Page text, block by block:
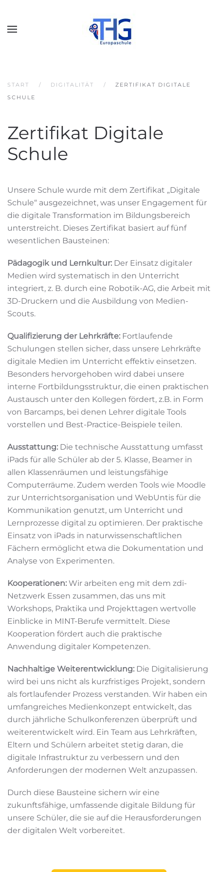
START DIGITALITÄT
ZERTIFIKAT DIGITALE
SCHULE
Zertifikat Digitale
Schule
Unsere Schule wurde mit dem Zertifikat „Digitale
Schule“ ausgezeichnet, was unser Engagement für
die digitale Transformation im Bildungsbereich
unterstreicht. Dieses Zertifikat basiert auf fünf
wesentlichen Bausteinen:
Pädagogik und Lernkultur: Der Einsatz digitaler
Medien wird systematisch in den Unterricht
integriert, z. B. durch eine Robotik-AG, die Arbeit mit
3D-Druckern und die Ausbildung von Medien-
Scouts.
Qualifizierung der Lehrkräfte: Fortlaufende
Schulungen stellen sicher, dass unsere Lehrkräfte
digitale Medien im Unterricht effektiv einsetzen.
Besonders hervorgehoben wird dabei unsere
interne Fortbildungsstruktur, die einen praktischen
Austausch unter den Kollegen fördert, z.B. in Form
von Barcamps, bei denen Lehrer digitale Tools
vorstellen und Best-Practice-Beispiele teilen.
Ausstattung: Die technische Ausstattung umfasst
iPads für alle Schüler ab der 5. Klasse, Beamer in
allen Klassenräumen und leistungsfähige
Computerräume. Zudem werden Tools wie Moodle
zur Unterrichtsorganisation und WebUntis für die
Kommunikation genutzt, um Unterricht und
Lernprozesse digital zu optimieren. Der praktische
Einsatz von iPads in naturwissenschaftlichen
Fächern ermöglicht etwa die Dokumentation und
Analyse von Experimenten.
Kooperationen: Wir arbeiten eng mit dem zdi-
Netzwerk Essen zusammen, das uns mit
Workshops, Praktika und Projekttagen wertvolle
Einblicke in MINT-Berufe vermittelt. Diese
Kooperation fördert auch die praktische
Anwendung digitaler Kompetenzen.
Nachhaltige Weiterentwicklung: Die Digitalisierung
wird bei uns nicht als kurzfristiges Projekt, sondern
als fortlaufender Prozess verstanden. Wir haben ein
umfangreiches Medienkonzept entwickelt, das
durch jährliche Schulkonferenzen überprüft und
weiterentwickelt wird. Ein Team aus Lehrkräften,
Eltern und Schülern arbeitet stetig daran, die
digitale Infrastruktur zu verbessern und den
Anforderungen der modernen Welt anzupassen.
Durch diese Bausteine sichern wir eine
zukunftsfähige, umfassende digitale Bildung für
unsere Schüler, die sie auf die Herausforderungen
der digitalen Welt vorbereitet.